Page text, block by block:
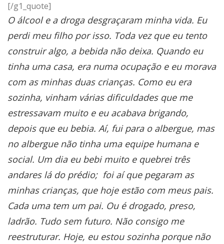
[/g1_quote]
O álcool e a droga desgraçaram minha vida. Eu
perdi meu filho por isso. Toda vez que eu tento
construir algo, a bebida não deixa. Quando eu
tinha uma casa, era numa ocupação e eu morava
com as minhas duas crianças. Como eu era
sozinha, vinham várias dificuldades que me
estressavam muito e eu acabava brigando,
depois que eu bebia. Aí, fui para o albergue, mas
no albergue não tinha uma equipe humana e
social. Um dia eu bebi muito e quebrei três
andares lá do prédio; foi aí que pegaram as
minhas crianças, que hoje estão com meus pais.
Cada uma tem um pai. Ou é drogado, preso,
ladrão. Tudo sem futuro. Não consigo me
reestruturar. Hoje, eu estou sozinha porque não